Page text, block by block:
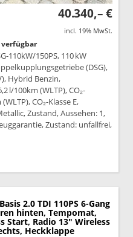
40.340,– €
incl. 19% MwSt.
110kW/150PS, 110 kW
(DSG),
Hybrid Benzin,
l/100km (WLTP), CO₂-
CO₂-Klasse E,
Zustand, Aussehen: 1,
Zustand: unfallfrei,
drucken
Basis 2.0 TDI 110PS 6-Gang
hinten, Tempomat,
Start, Radio 13" Wireless
Heckklappe